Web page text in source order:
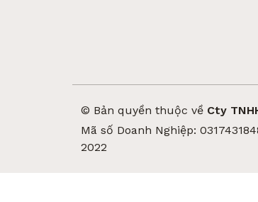
© Bản quyền thuộc về Cty
Mã số Doanh Nghiệp:
2022